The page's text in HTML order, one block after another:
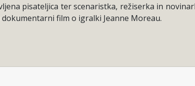
pisateljica ter scenaristka, režiserka in
film o igralki Jeanne Moreau.